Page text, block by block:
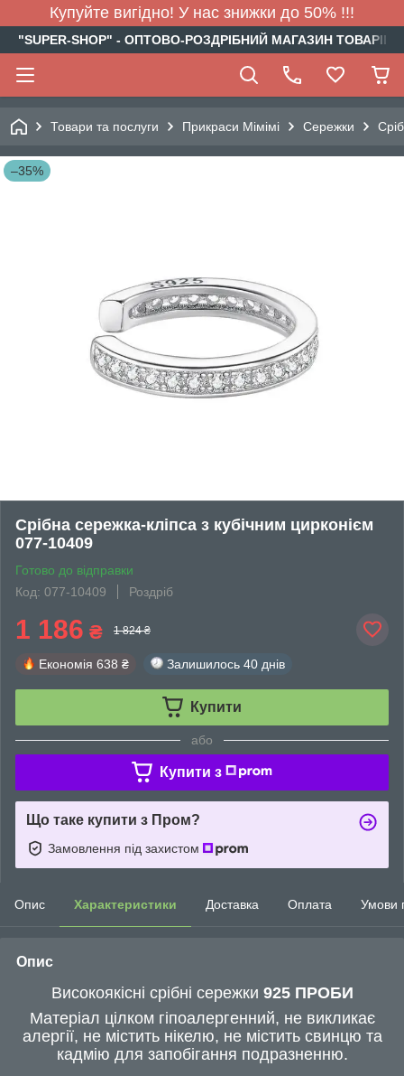
Купуйте вигідно! У нас знижки до 50% !!!
"SUPER-SHOP" - ОПТОВО-РОЗДРІБНИЙ МАГАЗИН
Товари та послуги Прикраси Мімімі Сережки
–35%
Срібна сережка-кліпса з кубічним цирконієм
077-10409
Готово до відправки
Код: 077-10409
Роздріб
1 186 ₴ 1 824 ₴
Економія 638 ₴ Залишилось 40 днів
Купити
або
Купити з
Що таке купити з Пром?
Замовлення під захистом
Опис Характеристики Доставка Оплата Умови
Опис
Високоякісні срібні сережки 925 ПРОБИ
Матеріал цілком гіпоалергенний, не викликає
алергії, не містить нікелю, не містить свинцю та
кадмію для запобігання подразненню.